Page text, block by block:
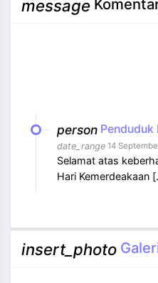
message
date_range 14
Selamat atas
Hari Kemerdeakaan
insert_photo